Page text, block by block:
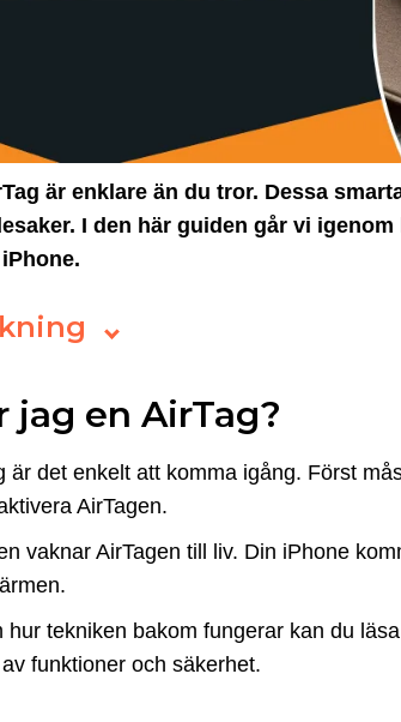
är enklare än du tror. Dessa
I den här guiden går vi
jag en AirTag?
är det enkelt att komma igång. Först
AirTagen.
vaknar AirTagen till liv. Din iPhone
tekniken bakom fungerar kan du
funktioner och säkerhet.